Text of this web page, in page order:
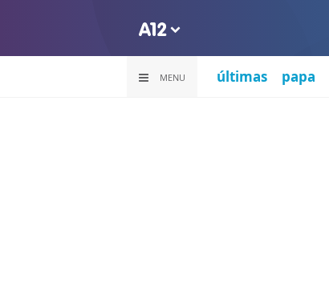
MENU últimas papa